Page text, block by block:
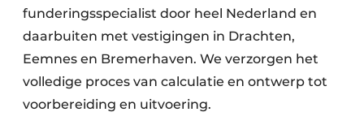
funderingsspecialist door heel Nederland en
daarbuiten met vestigingen in Drachten,
Eemnes en Bremerhaven. We verzorgen het
volledige proces van calculatie en ontwerp tot
voorbereiding en uitvoering.